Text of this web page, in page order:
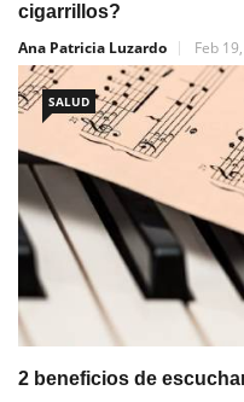
cigarrillos?
Ana Patricia Luzardo
Feb
SALUD
2 beneficios de